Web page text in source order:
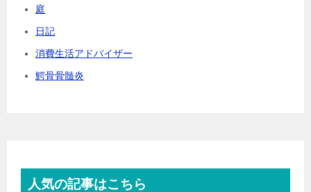
庭
日記
消費生活アドバイザー
鰐骨骨髄炎
人気の記事はこちら